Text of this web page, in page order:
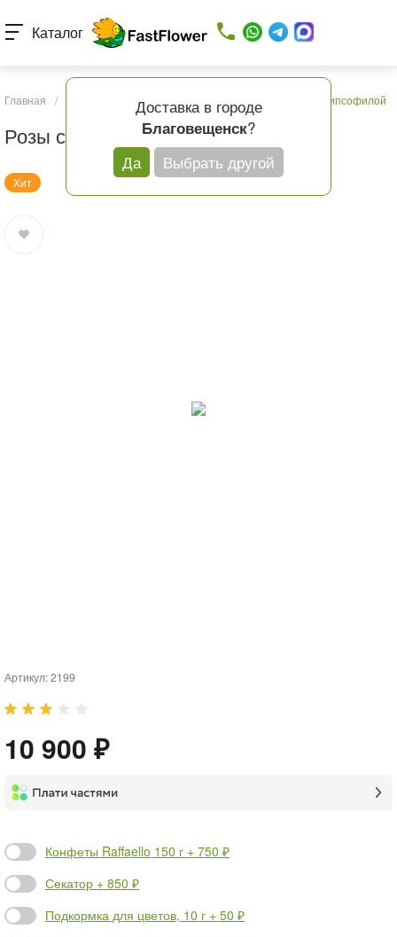
Доставка в городе
Благовещенск?
Да
Выбрать другой
Каталог
Главная / Каталог товаров Розы с гипсофилой
Розы с гипсофилой
Хит
Артикул:2199
10 900 ₽
Конфеты Raffaello 150 г + 750 ₽
Секатор + 850 ₽
Подкормка для цветов, 10 г + 50 ₽